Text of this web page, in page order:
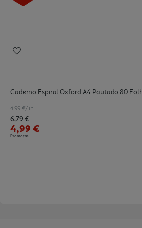
Caderno Espiral Oxford A4 Pautado 80
4.99 €/un
Price reduced from
6,79 €to
4,99 €
Promoção